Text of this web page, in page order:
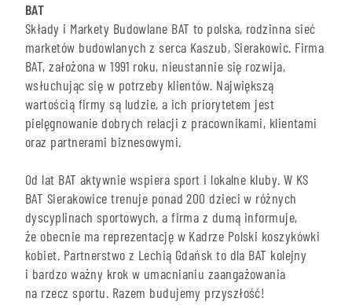
BAT
Składy i Markety Budowlane BAT to polska, rodzinna sieć
marketów budowlanych z serca Kaszub, Sierakowic. Firma
BAT, założona w 1991 roku, nieustannie się rozwija,
wsłuchując się w potrzeby klientów. Największą
wartością firmy są ludzie, a ich priorytetem jest
pielęgnowanie dobrych relacji z pracownikami, klientami
oraz partnerami biznesowymi.
Od lat BAT aktywnie wspiera sport i lokalne kluby. W KS
BAT Sierakowice trenuje ponad 200 dzieci w różnych
dyscyplinach sportowych, a firma z dumą informuje,
że obecnie ma reprezentację w Kadrze Polski koszykówki
kobiet. Partnerstwo z Lechią Gdańsk to dla BAT kolejny
i bardzo ważny krok w umacnianiu zaangażowania
na rzecz sportu. Razem budujemy przyszłość!